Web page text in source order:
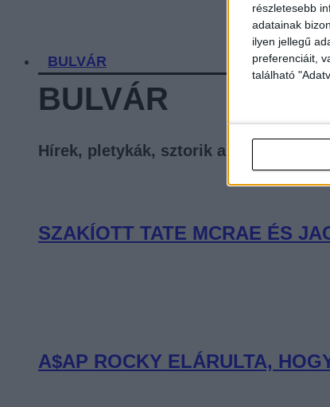
részletesebb
adatainak
ilyen jellegű
preferenciáit,
található
BULVÁR
BULVÁR
Hírek, pletykák, sztorik a celebvilágból
SZAKÍOTT TATE MCRAE ÉS
A$AP ROCKY ELÁRULTA,